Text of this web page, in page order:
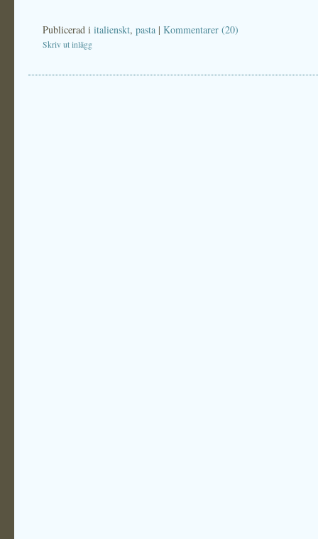
Publicerad i italienskt, pasta | Kommentarer (20)
Skriv ut inlägg